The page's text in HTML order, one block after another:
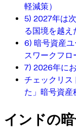
軽減策）
5) 2027年は
る国境を越え
6) 暗号資産
スワークフロ
7) 2026年に
チェックリス
た」暗号資産
インドの